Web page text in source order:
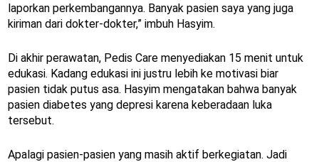
laporkan perkembangannya. Banyak pasien saya yang juga
kiriman dari dokter-dokter,” imbuh Hasyim.
Di akhir perawatan, Pedis Care menyediakan 15 menit untuk
edukasi. Kadang edukasi ini justru lebih ke motivasi biar
pasien tidak putus asa. Hasyim mengatakan bahwa banyak
pasien diabetes yang depresi karena keberadaan luka
tersebut.
Apalagi pasien-pasien yang masih aktif berkegiatan. Jadi